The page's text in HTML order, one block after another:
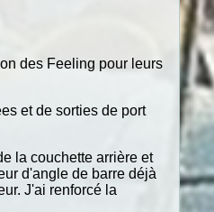
des Feeling pour leurs
et de sorties de port
la couchette arrière et
d'angle de barre déjà
J'ai renforcé la